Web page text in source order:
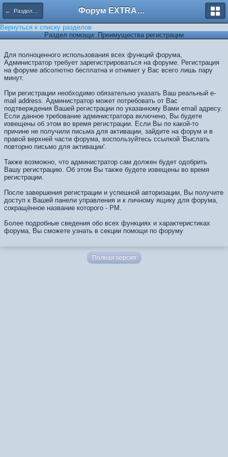
← Разделы помощи Форум EXTRACTOR.ru
Вернуться к списку разделов
Раздел помощи: Преимущества регистрации
Для полноценного использования всех функций форума,
Администратор требует зарегистрироваться на форуме. Регистрация
на форуме абсолютно бесплатна и отнимет у Вас всего лишь пару
минут.
При регистрации необходимо обязательно указать Ваш реальный e-
mail address. Администратор может потребовать от Вас
подтверждения Вашей регистрации по указанному Вами email адресу.
Если данное требование администратора включено, Вы будете
извещены об этом во время регистрации. Если Вы по какой-то
причине не получили письма для активации, зайдите на форум и в
правой верхней части форума, воспользуйтесь ссылкой 'Выслать
повторно письмо для активации'.
Также возможно, что администратор сам должен будет одобрить
Вашу регистрацию. Об этом Вы также будете извещены во время
регистрации.
После завершения регистрации и успешной авторизации, Вы получите
доступ к Вашей панели управления и к личному ящику для форума,
сокращённое название которого - PM.
Более подробные сведения обо всех функциях и характеристиках
форума, Вы сможете узнать в секции помощи по форуму
Полная версия